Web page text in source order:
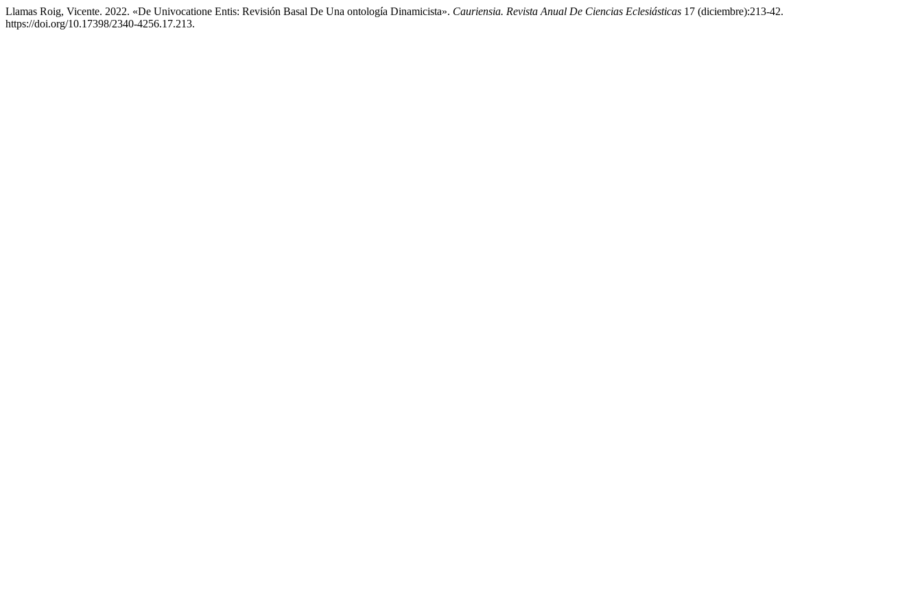
Llamas Roig, Vicente. 2022. «De Univocatione Entis: Revisión Basal De Una ontología Dinamicista». Cauriensia. Revista Anual De Ciencias Eclesiásticas 17 (diciembre):213-42.
https://doi.org/10.17398/2340-4256.17.213.